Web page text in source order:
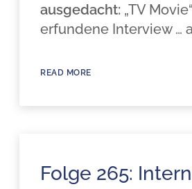
ausgedacht: „TV
erfundene Interview …
READ MORE
Folge 265: